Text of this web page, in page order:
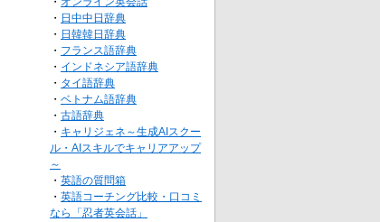
・ 日中中日辞典
・ 日韓韓日辞典
・ フランス語辞典
・ インドネシア語辞典
・ タイ語辞典
・ ベトナム語辞典
・ 古語辞典
・ キャリジェネ～生成AIスクー
ル・AIスキルでキャリアアップ
～
・ 英語の質問箱
・ 英語コーチング比較・口コミ
なら「忍者英会話」